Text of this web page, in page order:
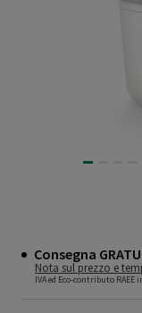
Consegna
Nota sul prezzo e
IVA ed Eco-contributo RAEE